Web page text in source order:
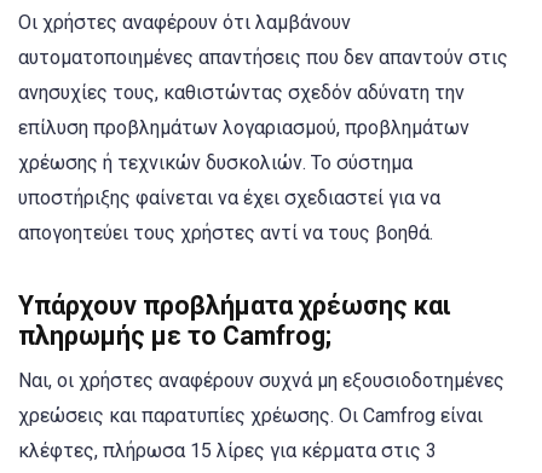
Οι χρήστες αναφέρουν ότι λαμβάνουν
αυτοματοποιημένες απαντήσεις που δεν απαντούν στις
ανησυχίες τους, καθιστώντας σχεδόν αδύνατη την
επίλυση προβλημάτων λογαριασμού, προβλημάτων
χρέωσης ή τεχνικών δυσκολιών. Το σύστημα
υποστήριξης φαίνεται να έχει σχεδιαστεί για να
απογοητεύει τους χρήστες αντί να τους βοηθά.
Υπάρχουν προβλήματα χρέωσης και
πληρωμής με το Camfrog;
Ναι, οι χρήστες αναφέρουν συχνά μη εξουσιοδοτημένες
χρεώσεις και παρατυπίες χρέωσης. Οι Camfrog είναι
κλέφτες, πλήρωσα 15 λίρες για κέρματα στις 3